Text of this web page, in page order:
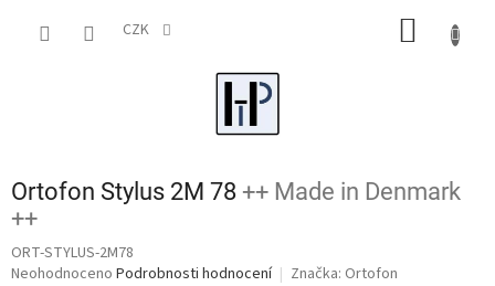
CZK
Ortofon Stylus 2M 78 ++ Made in Denmark
++
ORT-STYLUS-2M78
Průměrné
Neohodnoceno Podrobnosti hodnocení Značka: Ortofon